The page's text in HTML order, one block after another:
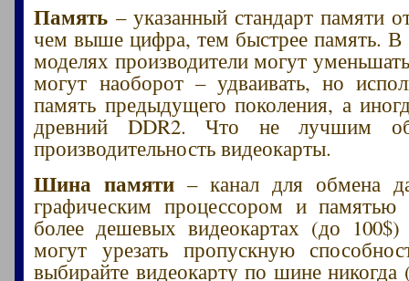
Память – указанный стандарт памяти
чем выше цифра, тем быстрее память.
моделях производители могут
могут наоборот – удваивать, но
память предыдущего поколения, а
древний DDR2. Что не лучшим
производительность видеокарты.
Шина памяти – канал для обмена
графическим процессором и памятью
более дешевых видеокартах (до 100$)
могут урезать пропускную
выбирайте видеокарту по шине никогда